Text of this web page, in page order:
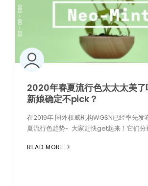
2020年春夏流行色太太太美
新娘确定不pick？
在2019年 国外权威机构WGSN已经率先
夏流行色趋势~ 大家赶快get起来！它们分
READ MORE